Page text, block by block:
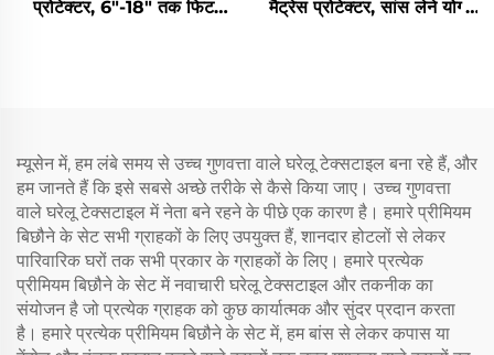
प्रोटेक्टर, 6"-18" तक फिट
मैट्रेस प्रोटेक्टर, सांस लेने योग्य
म्यूसेन में, हम लंबे समय से उच्च गुणवत्ता वाले घरेलू टेक्सटाइल बना रहे हैं, और
हम जानते हैं कि इसे सबसे अच्छे तरीके से कैसे किया जाए। उच्च गुणवत्ता
वाले घरेलू टेक्सटाइल में नेता बने रहने के पीछे एक कारण है। हमारे प्रीमियम
बिछौने के सेट सभी ग्राहकों के लिए उपयुक्त हैं, शानदार होटलों से लेकर
पारिवारिक घरों तक सभी प्रकार के ग्राहकों के लिए। हमारे प्रत्येक
प्रीमियम बिछौने के सेट में नवाचारी घरेलू टेक्सटाइल और तकनीक का
संयोजन है जो प्रत्येक ग्राहक को कुछ कार्यात्मक और सुंदर प्रदान करता
है। हमारे प्रत्येक प्रीमियम बिछौने के सेट में, हम बांस से लेकर कपास या